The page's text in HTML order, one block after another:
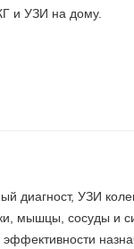
и УЗИ на дому.
диагност, УЗИ
мышцы, сосуды и